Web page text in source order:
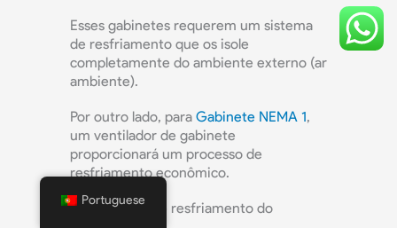
Esses gabinetes requerem um sistema
de resfriamento que os isole
completamente do ambiente externo (ar
ambiente).
Por outro lado, para Gabinete NEMA 1,
um ventilador de gabinete
proporcionará um processo de
resfriamento econômico.
· Mecanismo de resfriamento do
Portuguese